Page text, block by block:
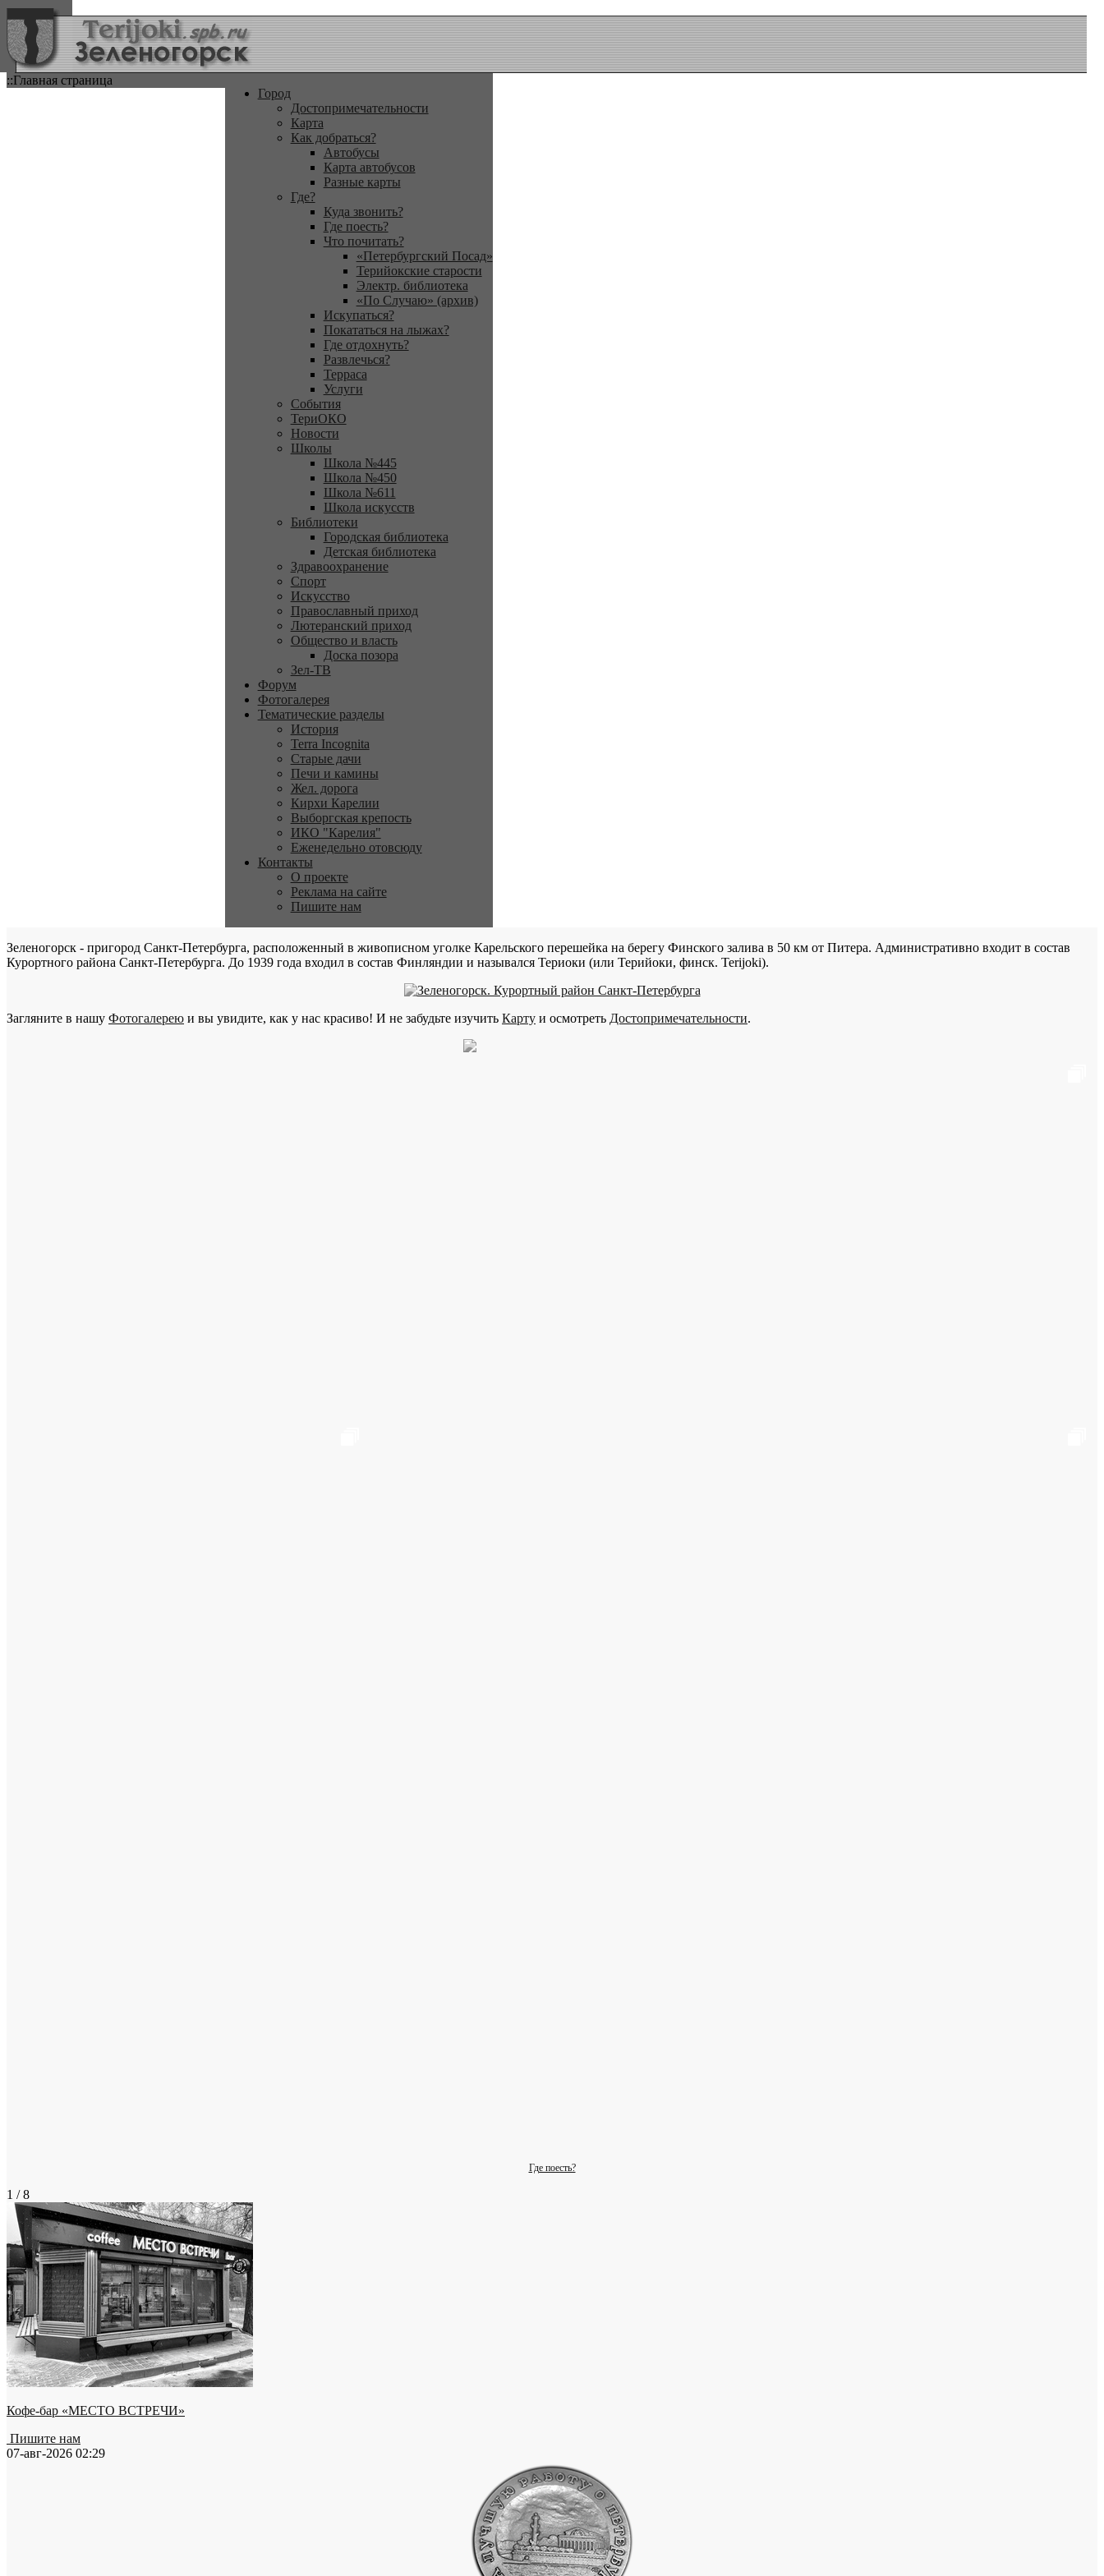
::Главная страница
Город
Достопримечательности
Карта
Как добраться?
Автобусы
Карта автобусов
Разные карты
Где?
Куда звонить?
Где поесть?
Что почитать?
«Петербургский Посад»
Терийокские старости
Электр. библиотека
«По Случаю» (архив)
Искупаться?
Покататься на лыжах?
Где отдохнуть?
Развлечься?
Терраса
Услуги
События
ТериОКО
Новости
Школы
Школа №445
Школа №450
Школа №611
Школа искусств
Библиотеки
Городская библиотека
Детская библиотека
Здравоохранение
Спорт
Искусство
Православный приход
Лютеранский приход
Общество и власть
Доска позора
Зел-ТВ
Форум
Фотогалерея
Тематические разделы
История
Terra Incognita
Старые дачи
Печи и камины
Жел. дорога
Кирхи Карелии
Выборгская крепость
ИКО "Карелия"
Еженедельно отовсюду
Контакты
О проекте
Реклама на сайте
Пишите нам
Зеленогорск - пригород Санкт-Петербурга, расположенный в живописном уголке Карельского перешейка на берегу Финского залива в 50 км от Питера. Административно входит в состав
Курортного района Санкт-Петербурга. До 1939 года входил в состав Финляндии и назывался Териоки (или Терийоки, финск. Terijoki).
Загляните в нашу Фотогалерею и вы увидите, как у нас красиво! И не забудьте изучить Карту и осмотреть Достопримечательности.
Где поесть?
1 / 8
Кофе-бар «МЕСТО ВСТРЕЧИ»
Пишите нам
07-авг-2026 02:29